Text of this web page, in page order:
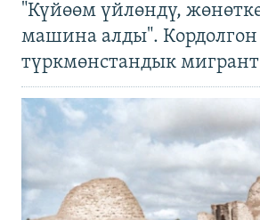
"Күйөөм үйлөндү,
машина алды". Кордолгон
түркмөнстандык мигрант